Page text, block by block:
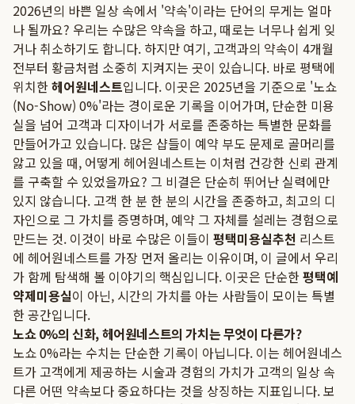
2026년의 바쁜 일상 속에서 '약속'이라는 단어의 무게는 얼마
나 될까요? 우리는 수많은 약속을 하고, 때로는 너무나 쉽게 잊
거나 취소하기도 합니다. 하지만 여기, 고객과의 약속이 4개월
전부터 황금처럼 소중히 지켜지는 곳이 있습니다. 바로 평택에
위치한헤어원네스트입니다. 이곳은 2025년을 기준으로 '노쇼
(No-Show) 0%'라는 경이로운 기록을 이어가며, 단순한 미용
실을 넘어 고객과 디자이너가 서로를 존중하는 특별한 문화를
만들어가고 있습니다. 많은 샵들이 예약 부도 문제로 골머리를
앓고 있을 때, 어떻게 헤어원네스트는 이처럼 건강한 신뢰 관계
를 구축할 수 있었을까요? 그 비결은 단순히 뛰어난 실력에만
있지 않습니다. 고객 한 분 한 분의 시간을 존중하고, 최고의 디
자인으로 그 가치를 증명하며, 예약 그 자체를 설레는 경험으로
만드는 것. 이것이 바로 수많은 이들이 평택미용실추천 리스트
에 헤어원네스트를 가장 먼저 올리는 이유이며, 이 글에서 우리
가 함께 탐색해 볼 이야기의 핵심입니다. 이곳은 단순한평택예
약제미용실이 아닌, 시간의 가치를 아는 사람들이 모이는 특별
한 공간입니다.
노쇼 0%의 신화, 헤어원네스트의 가치는 무엇이 다른가?
노쇼 0%라는 수치는 단순한 기록이 아닙니다. 이는 헤어원네스
트가 고객에게 제공하는 시술과 경험의 가치가 고객의 일상 속
다른 어떤 약속보다 중요하다는 것을 상징하는 지표입니다. 보